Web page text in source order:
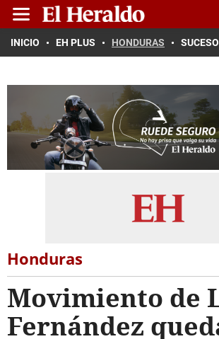
INICIO EH PLUS HONDURAS
Honduras
Movimiento de
Fernández